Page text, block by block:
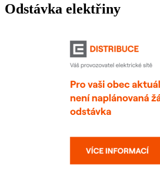
Odstávka elektřiny